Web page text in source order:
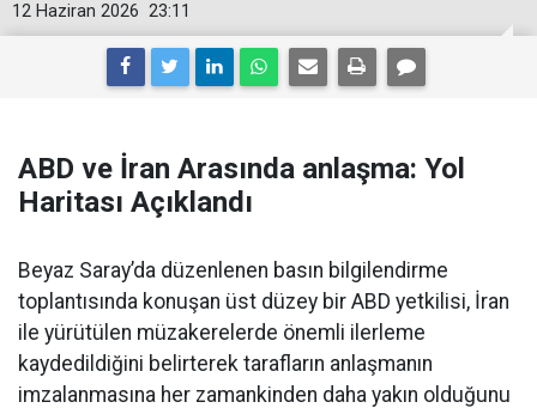
23:11
12 Haziran 2026
ABD ve İran Arasında anlaşma: Yol
Haritası Açıklandı
Beyaz Saray’da düzenlenen basın bilgilendirme
toplantısında konuşan üst düzey bir ABD yetkilisi, İran
ile yürütülen müzakerelerde önemli ilerleme
kaydedildiğini belirterek tarafların anlaşmanın
imzalanmasına her zamankinden daha yakın olduğunu